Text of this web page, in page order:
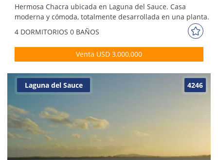
Hermosa Chacra ubicada en Laguna del Sauce. Casa
moderna y cómoda, totalmente desarrollada en una planta.
Sobre un lote de 6,7 has. Comodidades: - Living - Comedor -
4 Dormitorios (2 Suites) - 5 Toilettes - Dependencia - Piscina
- Cocheras
4 DORMITORIOS 0 BAÑOS
Venta USD 3,000,000
4246
Laguna del Sauce